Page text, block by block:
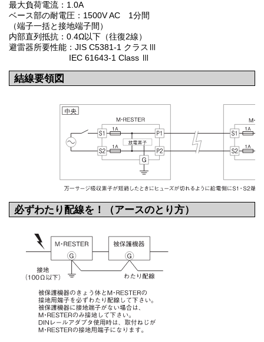
最大負荷電流：1.0A
ベース部の耐電圧：1500V AC 1分間
（端子一括と接地端子間）
内部直列抵抗：0.4Ω以下（往復2線）
避雷器所要性能：JIS C5381-1 クラスⅢ
IEC 61643-1 Class Ⅲ
結線要領図
必ずわたり配線を！（アースのとり方）